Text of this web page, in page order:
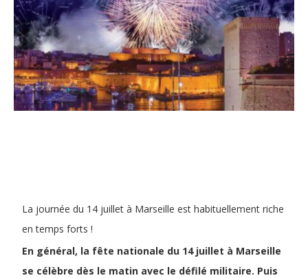
La journée du 14 juillet à Marseille est habituellement riche
en temps forts !
En général, la fête nationale du 14 juillet à Marseille
se célèbre dès le matin avec le défilé militaire. Puis